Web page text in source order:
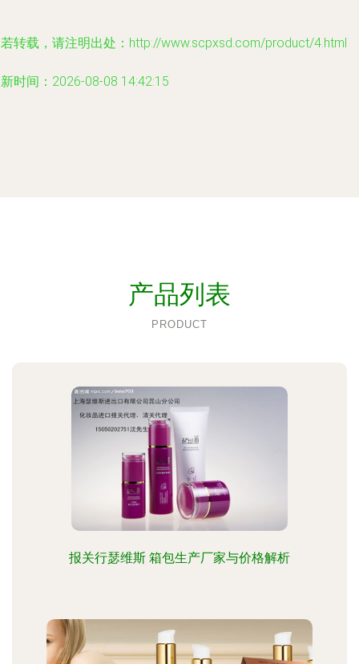
转载，请注明出处：http://www.scpxsd.com/product/4.html
时间：2026-08-08 14:42:15
产品列表
PRODUCT
报关行瑟维斯 箱包生产厂家与价格解析